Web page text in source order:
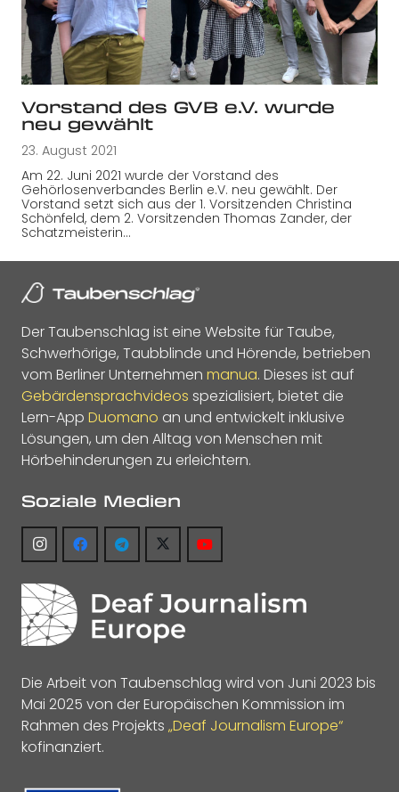
Vorstand des GVB e.V. wurde
neu gewählt
23. August 2021
Am 22. Juni 2021 wurde der Vorstand des
Gehörlosenverbandes Berlin e.V. neu gewählt. Der
Vorstand setzt sich aus der 1. Vorsitzenden Christina
Schönfeld, dem 2. Vorsitzenden Thomas Zander, der
Schatzmeisterin…
Der Taubenschlag ist eine Website für Taube,
Schwerhörige, Taubblinde und Hörende, betrieben
vom Berliner Unternehmen manua. Dieses ist auf
Gebärdensprachvideos spezialisiert, bietet die
Lern-App Duomano an und entwickelt inklusive
Lösungen, um den Alltag von Menschen mit
Hörbehinderungen zu erleichtern.
Soziale Medien
Die Arbeit von Taubenschlag wird von Juni 2023 bis
Mai 2025 von der Europäischen Kommission im
Rahmen des Projekts „Deaf Journalism Europe“
kofinanziert.